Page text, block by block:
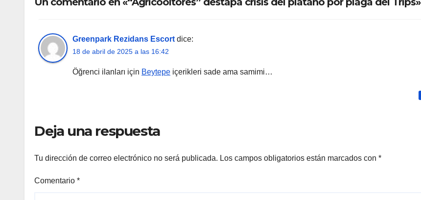
Greenpark Rezidans Escort dice:
18 de abril de 2025 a las 16:42
Öğrenci ilanları için Beytepe içerikleri sade ama samimi…
Deja una respuesta
Tu dirección de correo electrónico no será publicada. Los campos obligatorios están marcados con *
Comentario *